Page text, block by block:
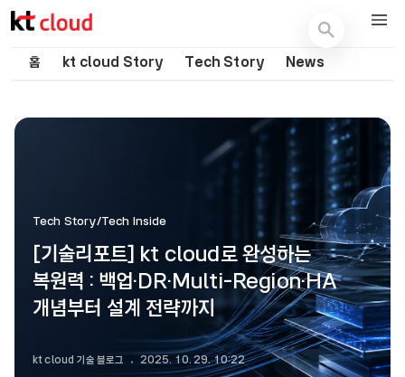
기술 블로그 (Tech) | kt cloud
홈 kt cloud Story Tech Story News
Tech Story/Tech Inside
[기술리포트] kt cloud로 완성하는
복원력 : 백업·DR·Multi-Region·HA
개념부터 설계 전략까지
kt cloud 기술 블로그 2025. 10. 29. 10:22